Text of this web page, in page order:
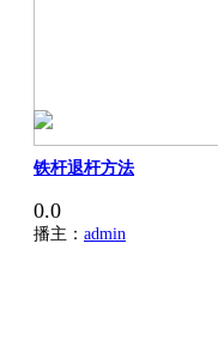
铁杆退杆方法
0.0
播主： admin